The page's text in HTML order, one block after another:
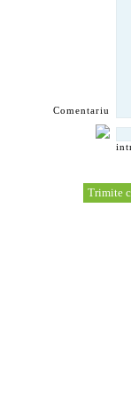
Comentariu